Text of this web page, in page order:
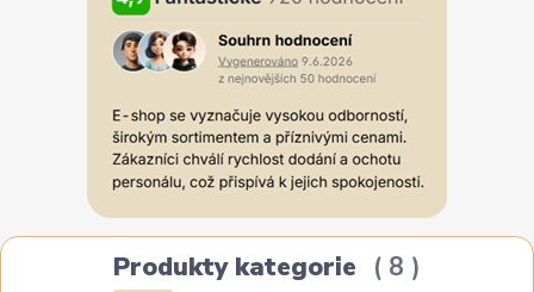
Produkty kategorie 8